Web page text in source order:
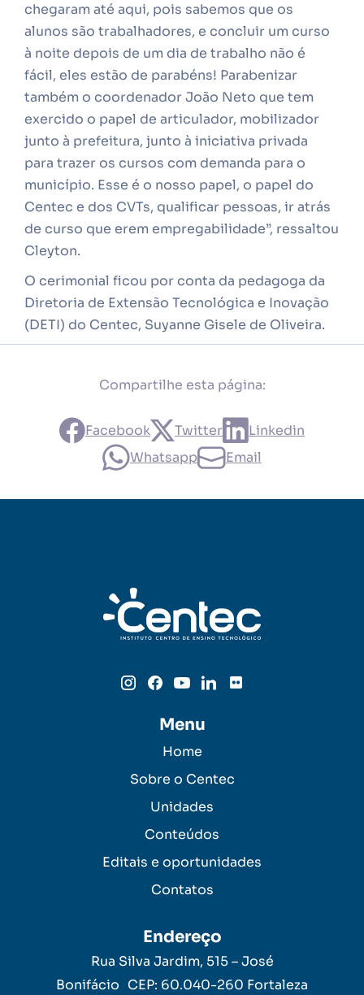
chegaram até aqui, pois sabemos que os
alunos são trabalhadores, e concluir um curso
à noite depois de um dia de trabalho não é
fácil, eles estão de parabéns! Parabenizar
também o coordenador João Neto que tem
exercido o papel de articulador, mobilizador
junto à prefeitura, junto à iniciativa privada
para trazer os cursos com demanda para o
município. Esse é o nosso papel, o papel do
Centec e dos CVTs, qualificar pessoas, ir atrás
de curso que erem empregabilidade”, ressaltou
Cleyton.
O cerimonial ficou por conta da pedagoga da
Diretoria de Extensão Tecnológica e Inovação
(DETI) do Centec, Suyanne Gisele de Oliveira.
Compartilhe esta página:
Facebook Twitter
Linkedin
Whatsapp
Email
Menu
Home
Sobre o Centec
Unidades
Conteúdos
Editais e oportunidades
Contatos
Endereço
Rua Silva Jardim, 515 – José
Bonifácio CEP: 60.040-260 Fortaleza